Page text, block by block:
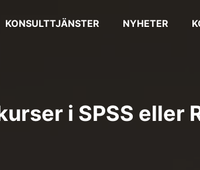
KONSULTTJÄNSTER NYHETER
i SPSS eller